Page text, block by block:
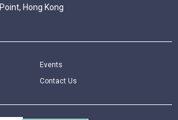
Hong Kong
Events
Contact Us